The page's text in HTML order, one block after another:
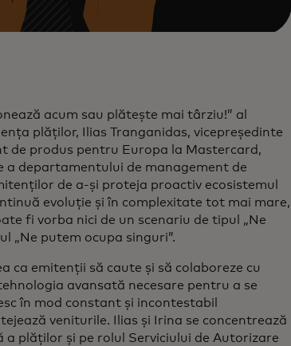
acum sau plătește mai târziu!” al
plăților, Ilias Tranganidas, vicepreședinte
de produs pentru Europa la Mastercard,
a departamentului de management de
de a-și proteja proactiv ecosistemul
evoluție și în complexitate tot mai mare,
fi vorba nici de un scenariu de tipul „Ne
„Ne putem ocupa singuri”.
ca emitenții să caute și să colaboreze cu
avansată necesare pentru a se
în mod constant și incontestabil
veniturile. Ilias și Irina se concentrează
plăților și pe rolul Serviciului de Autorizare